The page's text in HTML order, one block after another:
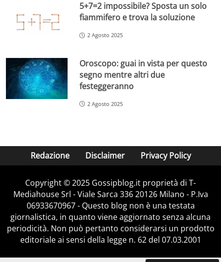
5+7=2 impossibile? Sposta un solo
fiammifero e trova la soluzione
2 Agosto 2025
Oroscopo: guai in vista per questo
segno mentre altri due
festeggeranno
2 Agosto 2025
Redazione Disclaimer Privacy Policy
Copyright © 2025 Gossipblog.it proprietà di T-
Mediahouse Srl - Viale Sarca 336 20126 Milano - P.Iva
06933670967 - Questo blog non è una testata
giornalistica, in quanto viene aggiornato senza alcuna
periodicità. Non può pertanto considerarsi un prodotto
editoriale ai sensi della legge n. 62 del 07.03.2001